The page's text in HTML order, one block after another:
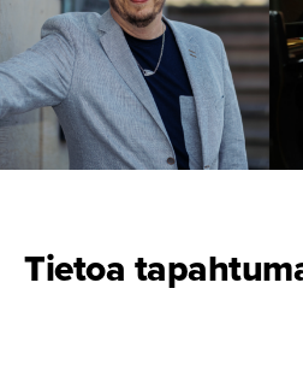
Tietoa